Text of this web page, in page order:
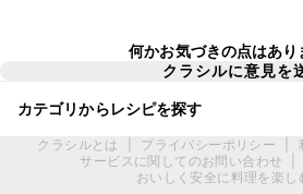
何かお気づきの点はあり
クラシルに意見を
カテゴリからレシピを探す
クラシルとは プライバシーポリシー
サービスに関してのお問い合わせ
おいしく安全に料理を楽し